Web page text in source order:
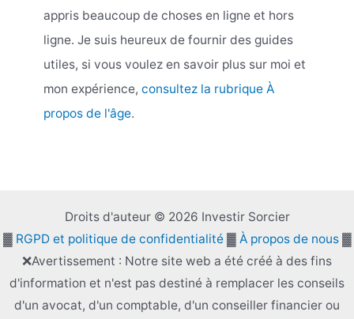
appris beaucoup de choses en ligne et hors
ligne. Je suis heureux de fournir des guides
utiles, si vous voulez en savoir plus sur moi et
mon expérience, consultez la rubrique À
propos de l'âge.
Droits d'auteur © 2026 Investir Sorcier
▓ RGPD et politique de confidentialité▓ À propos de nous▓
❌Avertissement : Notre site web a été créé à des fins
d'information et n'est pas destiné à remplacer les conseils
d'un avocat, d'un comptable, d'un conseiller financier ou